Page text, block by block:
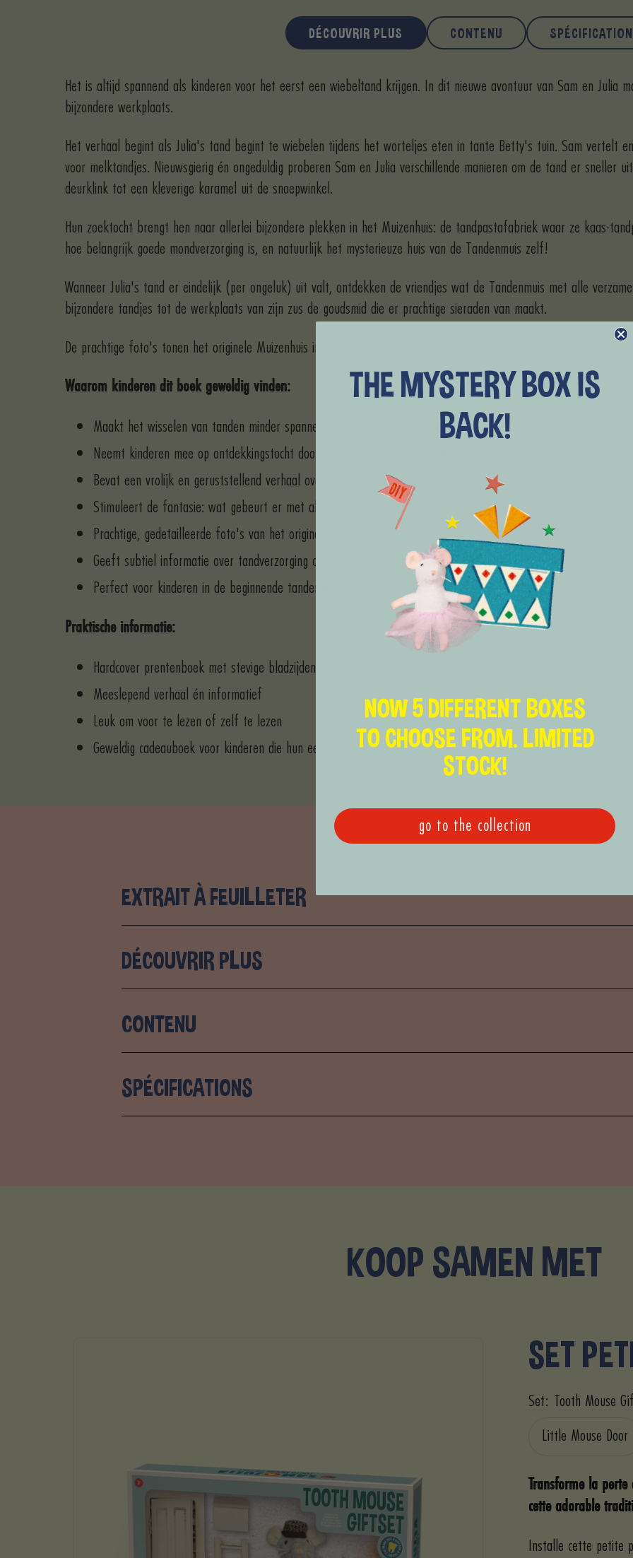
DÉCOUVRIR PLUS CONTENU
Het is altijd spannend als kinderen voor het eerst een wiebeltand krijgen. In dit nieuwe avontuur van Sam en Julia
bijzondere werkplaats.
Het verhaal begint als Julia's tand begint te wiebelen tijdens het worteljes eten in tante Betty's tuin. Sam vertelt
voor melktandjes. Nieuwsgierig én ongeduldig proberen Sam en Julia verschillende manieren om de tand er
deurklink tot een kleverige karamel uit de snoepwinkel.
Hun zoektocht brengt hen naar allerlei bijzondere plekken in het Muizenhuis: de tandpastafabriek waar ze kaas-
hoe belangrijk goede mondverzorging is, en natuurlijk het mysterieuze huis van de Tandenmuis zelf!
Wanneer Julia's tand er eindelijk (per ongeluk) uit valt, ontdekken de vriendjes wat de Tandenmuis met alle
bijzondere tandjes tot de werkplaats van zijn zus de goudsmid die er prachtige sieraden van maakt.
De prachtige foto's tonen het originele Muizenhuis in al zijn gedetailleerde glorie – van de tandartspraktijk tot het
Waarom kinderen dit boek geweldig vinden:
Maakt het wisselen van tanden minder spannend en juist leuk
Neemt kinderen mee op ontdekkingstocht door nieuwe kamers van het Muizenhuis
Bevat een vrolijk en geruststellend verhaal over een herkenbare situatie
Stimuleert de fantasie: wat gebeurt er met al die melktandjes?
Prachtige, gedetailleerde foto's van het originele Muizenhuis
Geeft subtiel informatie over tandverzorging op een leuke manier
Perfect voor kinderen in de beginnende tandenwisselleeftijd
Praktische informatie:
Hardcover prentenboek met stevige bladzijden
Meeslepend verhaal én informatief
Leuk om voor te lezen of zelf te lezen
Geweldig cadeauboek voor kinderen die hun eerste tand gaan wisselen
EXTRAIT À FEUILLETER
DÉCOUVRIR PLUS
CONTENU
SPÉCIFICATIONS
KOOP SAMEN MET
SET
Set: Tooth Mouse
Little Mouse Door
Transforme la
cette adorable
Installe cette petite
THE MYSTERY BOX IS
BACK!
NOW 5 DIFFERENT BOXES
TO CHOOSE FROM. LIMITED
STOCK!
go to the collection